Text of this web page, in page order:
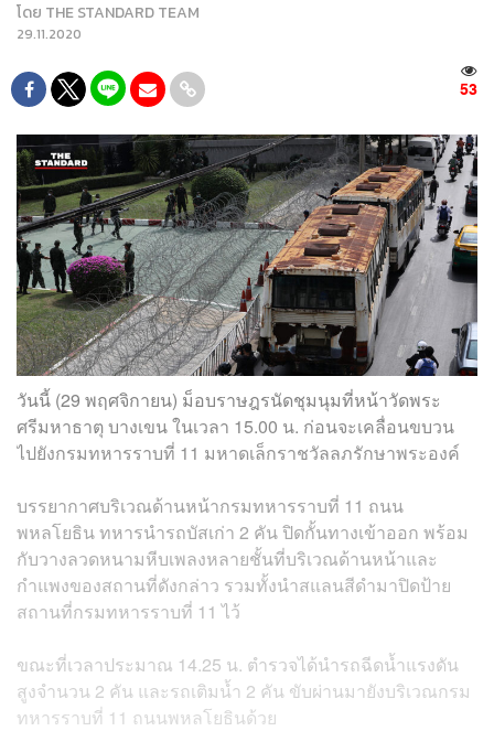
โดย THE STANDARD TEAM
29.11.2020
53
วันนี้ (29 พฤศจิกายน) ม็อบราษฎรนัดชุมนุมที่หน้าวัดพระ
ศรีมหาธาตุ บางเขน ในเวลา 15.00 น. ก่อนจะเคลื่อนขบวน
ไปยังกรมทหารราบที่ 11 มหาดเล็กราชวัลลภรักษาพระองค์
บรรยากาศบริเวณด้านหน้ากรมทหารราบที่ 11 ถนน
พหลโยธิน ทหารนำรถบัสเก่า 2 คัน ปิดกั้นทางเข้าออก พร้อม
กับวางลวดหนามหีบเพลงหลายชั้นที่บริเวณด้านหน้าและ
กำแพงของสถานที่ดังกล่าว รวมทั้งนำสแลนสีดำมาปิดป้าย
สถานที่กรมทหารราบที่ 11 ไว้
ขณะที่เวลาประมาณ 14.25 น. ตำรวจได้นำรถฉีดน้ำแรงดัน
สูงจำนวน 2 คัน และรถเติมน้ำ 2 คัน ขับผ่านมายังบริเวณกรม
ทหารราบที่ 11 ถนนพหลโยธินด้วย